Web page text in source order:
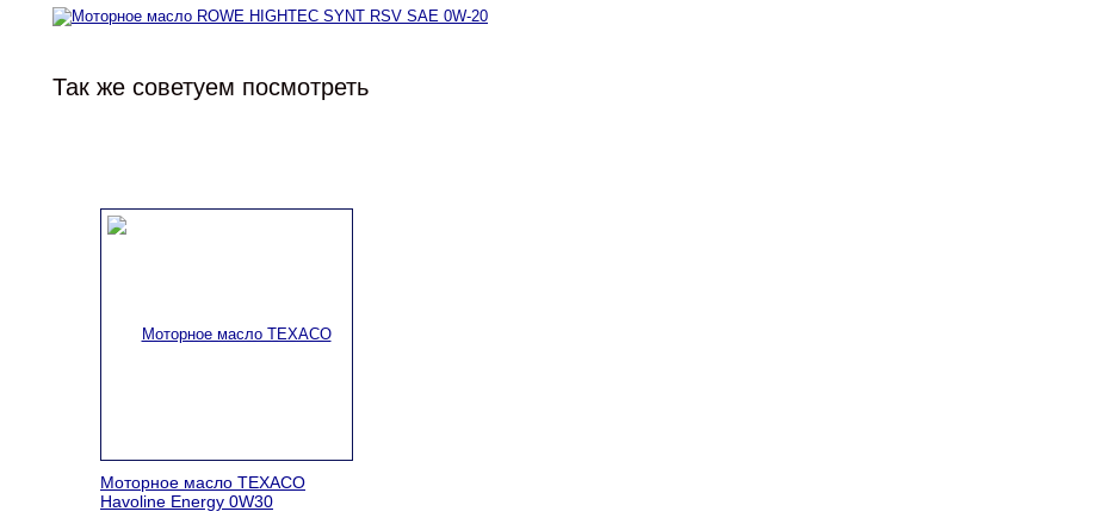
Так же советуем посмотреть
Моторное масло TEXACO
Havoline Energy 0W30